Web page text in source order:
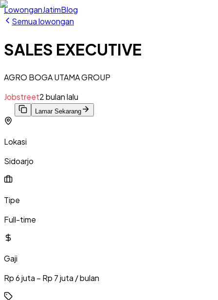
LowonganJatimBlog
Semua lowongan
SALES EXECUTIVE
AGRO BOGA UTAMA GROUP
Jobstreet2 bulan lalu
Lamar Sekarang
Lokasi
Sidoarjo
Tipe
Full-time
Gaji
Rp 6 juta – Rp 7 juta / bulan